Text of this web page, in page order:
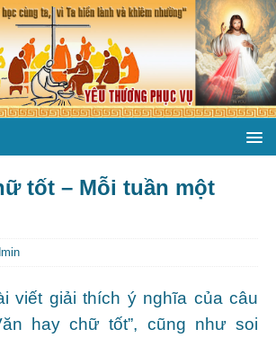
tốt – Mỗi tuần một
viết giải thích ý nghĩa của câu
hay chữ tốt”, cũng như soi